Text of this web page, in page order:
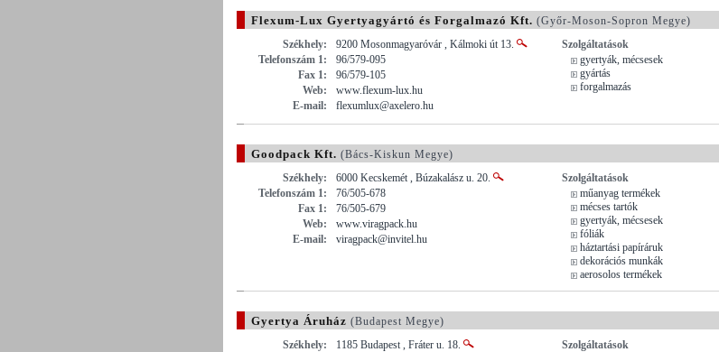
Flexum-Lux Gyertyagyártó és Forgalmazó Kft. (Győr-Moson-Sopron Megye)
Székhely:
9200 Mosonmagyaróvár , Kálmoki út 13.
Telefonszám 1:
96/579-095
Fax 1:
96/579-105
Web:
www.flexum-lux.hu
E-mail:
flexumlux@axelero.hu
Szolgáltatások
gyertyák, mécsesek
gyártás
forgalmazás
Goodpack Kft. (Bács-Kiskun Megye)
Székhely:
6000 Kecskemét , Búzakalász u. 20.
Telefonszám 1:
76/505-678
Fax 1:
76/505-679
Web:
www.viragpack.hu
E-mail:
viragpack@invitel.hu
Szolgáltatások
műanyag termékek
mécses tartók
gyertyák, mécsesek
fóliák
háztartási papíráruk
dekorációs munkák
aerosolos termékek
Gyertya Áruház (Budapest Megye)
Székhely:
1185 Budapest , Fráter u. 18.
Szolgáltatások